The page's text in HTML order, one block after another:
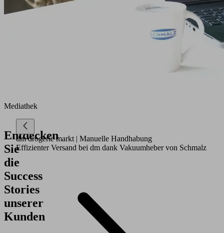
Mediathek
Entdecken
Sie
die
Success
Stories
unserer
Kunden
dm drogerie markt | Manuelle Handhabung
Effizienter Versand bei dm dank Vakuumheber von Schmalz